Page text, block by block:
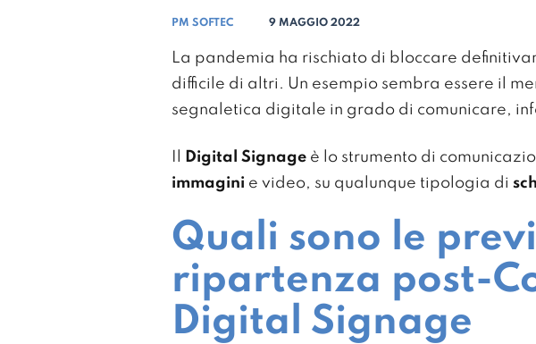
PM SOFTEC 9 MAGGIO 2022
La pandemia ha rischiato di bloccare
difficile di altri. Un esempio sembra essere il
segnaletica digitale in grado di comunicare,
Digital Signage è lo strumento di
immagini e video, su qualunque tipologia di
Quali sono le
ripartenza post-
Digital Signage